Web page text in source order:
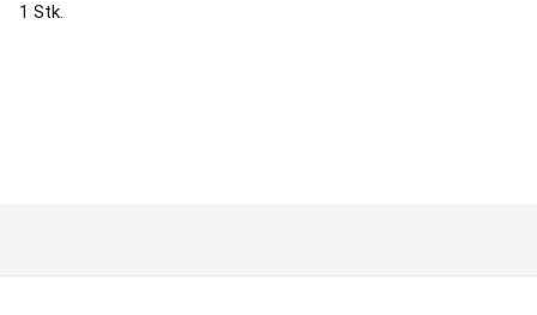
1 Stk.